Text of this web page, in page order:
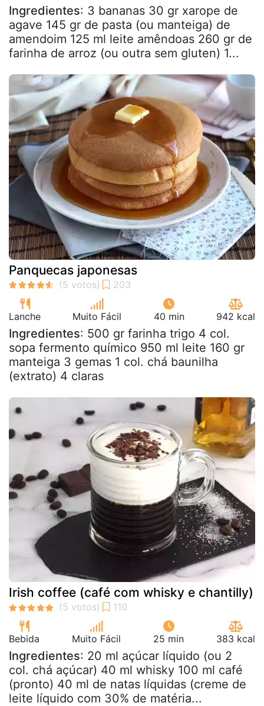
Ingredientes: 3 bananas 30 gr xarope de
agave 145 gr de pasta (ou manteiga) de
amendoim 125 ml leite amêndoas 260 gr de
farinha de arroz (ou outra sem gluten) 1...
Panquecas japonesas
Lanche Muito Fácil 40 min 942 kcal
Ingredientes: 500 gr farinha trigo 4 col.
sopa fermento químico 950 ml leite 160 gr
manteiga 3 gemas 1 col. chá baunilha
(extrato) 4 claras
Irish coffee (café com whisky e chantilly)
Bebida Muito Fácil 25 min 383 kcal
Ingredientes: 20 ml açúcar líquido (ou 2
col. chá açúcar) 40 ml whisky 100 ml café
(pronto) 40 ml de natas líquidas (creme de
leite líquido com 30% de matéria...